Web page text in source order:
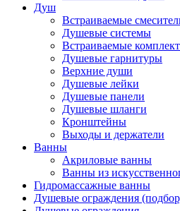
Душ
Встраиваемые
Душевые системы
Встраиваемые
Душевые гарнитуры
Верхние души
Душевые лейки
Душевые панели
Душевые шланги
Кронштейны
Выходы и держатели
Ванны
Акриловые ванны
Ванны из
Гидромассажные ванны
Душевые ограждения